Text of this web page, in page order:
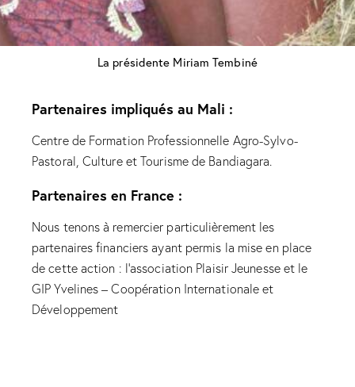
La présidente Miriam Tembiné
Partenaires impliqués au Mali :
Centre de Formation Professionnelle Agro-Sylvo-
Pastoral, Culture et Tourisme de Bandiagara.
Partenaires en France :
Nous tenons à remercier particulièrement les
partenaires financiers ayant permis la mise en place
de cette action : l’association Plaisir Jeunesse et le
GIP Yvelines – Coopération Internationale et
Développement